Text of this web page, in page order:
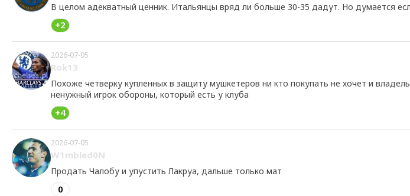
В целом адекватный ценник. Итальянцы вряд ли больше 30-35 дадут. Но думается
+2
2026-07-05
Rok13
Похоже четверку купленных в защиту мушкетеров ни кто покупать не хочет и
ненужный игрок обороны, который есть у клуба
+4
2026-07-05
W1mbled0N
Продать Чалобу и упустить Лакруа, дальше только мат
0